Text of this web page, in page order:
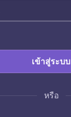
เข้าสู่ระบบ
หรือ